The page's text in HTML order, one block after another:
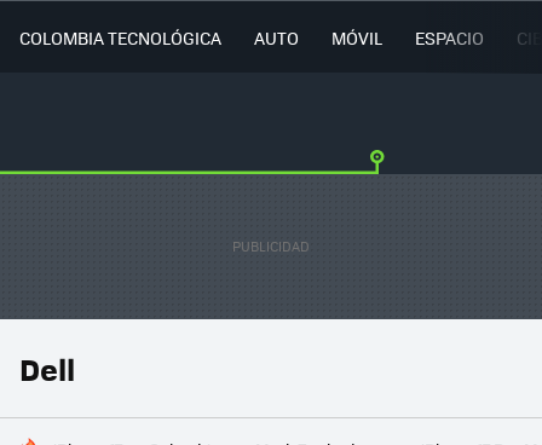
COLOMBIA TECNOLÓGICA AUTO MÓVIL ESPACIO
Dell